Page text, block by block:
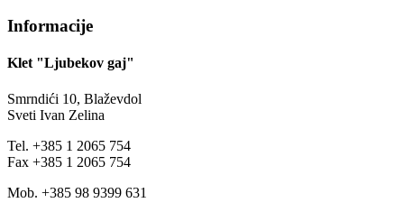
Informacije
Klet "Ljubekov gaj"
Smrndići 10, Blaževdol
Sveti Ivan Zelina
Tel. +385 1 2065 754
Fax +385 1 2065 754
Mob. +385 98 9399 631